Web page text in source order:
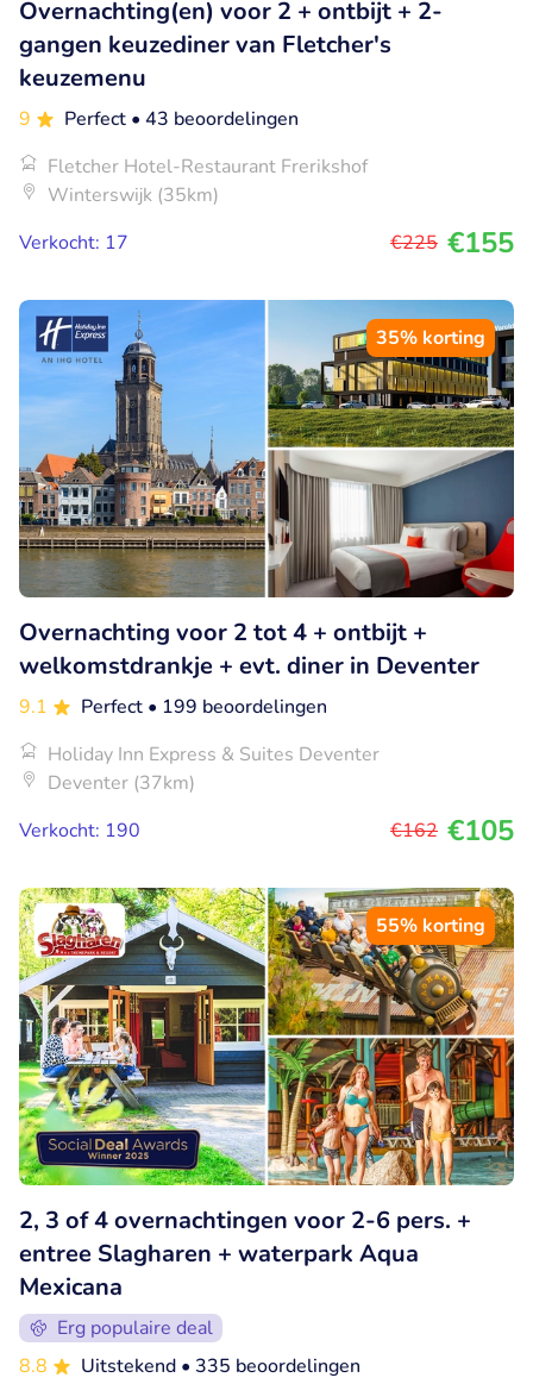
Overnachting(en) voor 2 + ontbijt + 2-
gangen keuzediner van Fletcher's
keuzemenu
9 Perfect • 43 beoordelingen
Fletcher Hotel-Restaurant Frerikshof
Winterswijk (35km)
Verkocht: 17
€225 €155
35% korting
Overnachting voor 2 tot 4 + ontbijt +
welkomstdrankje + evt. diner in Deventer
9.1 Perfect • 199 beoordelingen
Holiday Inn Express & Suites Deventer
Deventer (37km)
Verkocht: 190
€162 €105
55% korting
2, 3 of 4 overnachtingen voor 2-6 pers. +
entree Slagharen + waterpark Aqua
Mexicana
Erg populaire deal
8.8
Uitstekend • 335 beoordelingen